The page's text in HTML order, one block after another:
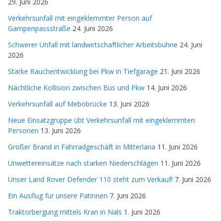
Verkehrsunfall mit eingeklemmter Person auf
Gampenpassstraße 24. Juni 2026
Schwerer Unfall mit landwirtschaftlicher Arbeitsbühne 24. Juni
2026
Starke Rauchentwicklung bei Pkw in Tiefgarage 21. Juni 2026
Nächtliche Kollision zwischen Bus und Pkw 14. Juni 2026
Verkehrsunfall auf Mebobrücke 13. Juni 2026
Neue Einsatzgruppe übt Verkehrsunfall mit eingeklemmten
Personen 13. Juni 2026
Großer Brand in Fahrradgeschäft in Mitterlana 11. Juni 2026
Unwettereinsätze nach starken Niederschlägen 11. Juni 2026
Unser Land Rover Defender 110 steht zum Verkauf! 7. Juni 2026
Ein Ausflug für unsere Patinnen 7. Juni 2026
Traktorbergung mittels Kran in Nals 1. Juni 2026